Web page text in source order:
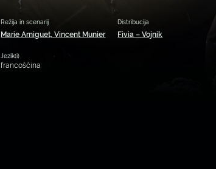
Režija in scenarij
Marie Amiguet, Vincent Munier
Distribucija
Fivia – Vojnik
Jezik(i)
francoščina